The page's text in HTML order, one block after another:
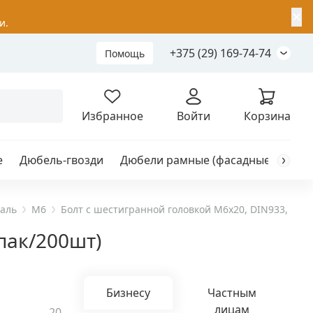
Помощь +375 (29) 169-74-74
Избранное Войти Корзина
Дюбель-гвозди Дюбели рамные (фасадные)
M6 Болт с шестигранной головкой M6х20, DIN933,
200шт)
Бизнесу
Частным
лицам